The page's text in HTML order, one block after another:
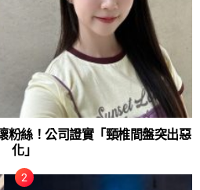
粉絲！公司證實「頸椎間盤突出惡
化」